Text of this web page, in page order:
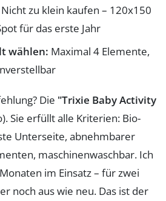
Nicht zu klein kaufen – 120x150
für das erste Jahr
wählen: Maximal 4 Elemente,
Die "Trixie Baby Activity
Sie erfüllt alle Kriterien: Bio-
Unterseite, abnehmbarer
maschinenwaschbar. Ich
im Einsatz – für zwei
noch aus wie neu. Das ist der